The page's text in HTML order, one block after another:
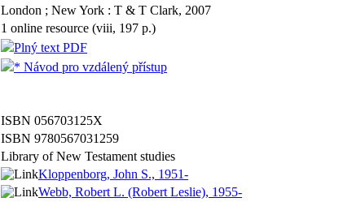
London ; New York : T & T Clark, 2007
1 online resource (viii, 197 p.)
Plný text PDF
* Návod pro vzdálený přístup
ISBN 056703125X
ISBN 9780567031259
Library of New Testament studies
Kloppenborg, John S., 1951-
Webb, Robert L. (Robert Leslie), 1955-